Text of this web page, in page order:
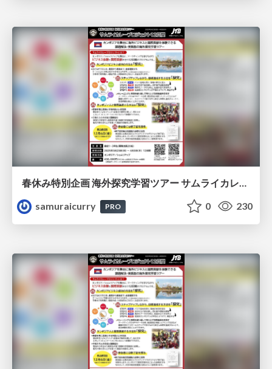
春休み特別企画 海外探究学習ツアー サムライカレープロジェクト11日間 ツアーパンフ
samuraicurry
PRO 0 230